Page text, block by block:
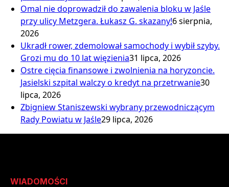
Omal nie doprowadził do zawalenia bloku w Jaśle
przy ulicy Metzgera. Łukasz G. skazany!6 sierpnia,
2026
Ukradł rower, zdemolował samochody i wybił szyby.
Grozi mu do 10 lat więzienia31 lipca, 2026
Ostre cięcia finansowe i zwolnienia na horyzoncie.
Jasielski szpital walczy o kredyt na przetrwanie30
lipca, 2026
Zbigniew Staniszewski wybrany przewodniczącym
Rady Powiatu w Jaśle29 lipca, 2026
WIADOMOŚCI